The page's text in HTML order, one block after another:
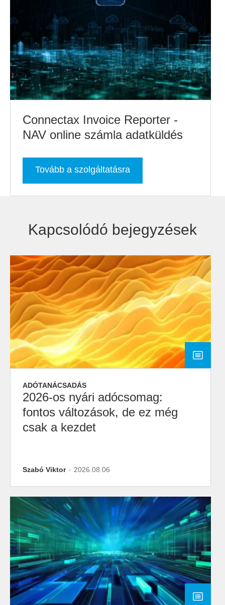
Connectax Invoice Reporter -
NAV online számla adatküldés
Tovább a szolgáltatásra
Kapcsolódó bejegyzések
ADÓTANÁCSADÁS
2026-os nyári adócsomag:
fontos változások, de ez még
csak a kezdet
Szabó Viktor 2026.08.06